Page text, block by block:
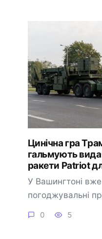
Цинічна гра
гальмують
ракети Patriot
У Вашингтоні
погоджувальні
0 5